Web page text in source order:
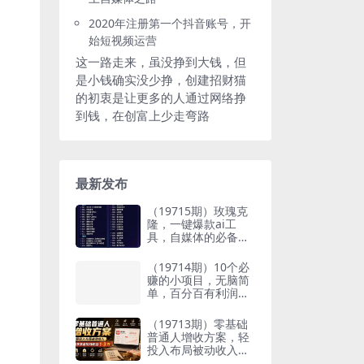
2020年注册第一个抖音账号，开
始短视频运营
这一路走来，虽没挣到大钱，但
是小钱确实没少挣，创建招财猫
的初衷是让更多的人通过网络挣
到钱，在创富上少走弯路
最新发布
（19715期）玫瑰克
隆，一键爆款ai工
具，自媒体的必备神
细的教程
（19714期）10个必
赚的小项目，无脑简
单，百分百有利润，
0+
（19713期）零基础
普通人增收方案，轻
投入布局被动收入，